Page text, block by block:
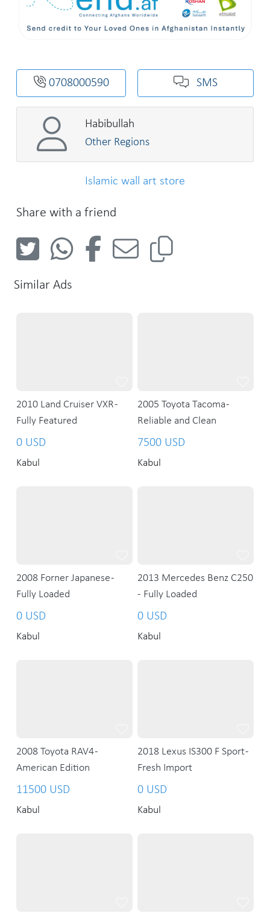
0708000590 SMS
Habibullah
Other Regions
Islamic wall art store
Share with a friend
Similar Ads
2010 Land Cruiser VXR -
Fully Featured
0 USD
Kabul
2005 Toyota Tacoma -
Reliable and Clean
7500 USD
Kabul
2008 Forner Japanese -
Fully Loaded
0 USD
Kabul
2013 Mercedes Benz C250
- Fully Loaded
0 USD
Kabul
2008 Toyota RAV4 -
American Edition
11500 USD
Kabul
2018 Lexus IS300 F Sport -
Fresh Import
0 USD
Kabul